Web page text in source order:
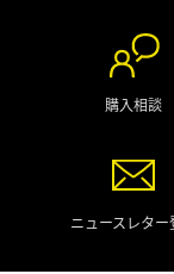
購入相談
ニュースレター